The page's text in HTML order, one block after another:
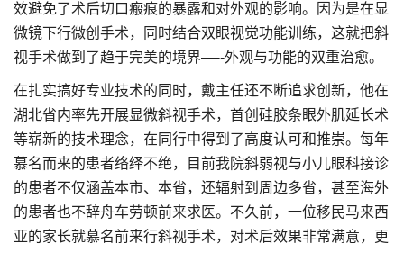
效避免了术后切口瘢痕的暴露和对外观的影响。因为是在显
微镜下行微创手术，同时结合双眼视觉功能训练，这就把斜
视手术做到了趋于完美的境界—--外观与功能的双重治愈。
在扎实搞好专业技术的同时，戴主任还不断追求创新，他在
湖北省内率先开展显微斜视手术，首创硅胶条眼外肌延长术
等崭新的技术理念，在同行中得到了高度认可和推崇。每年
慕名而来的患者络绎不绝，目前我院斜弱视与小儿眼科接诊
的患者不仅涵盖本市、本省，还辐射到周边多省，甚至海外
的患者也不辞舟车劳顿前来求医。不久前，一位移民马来西
亚的家长就慕名前来行斜视手术，对术后效果非常满意，更